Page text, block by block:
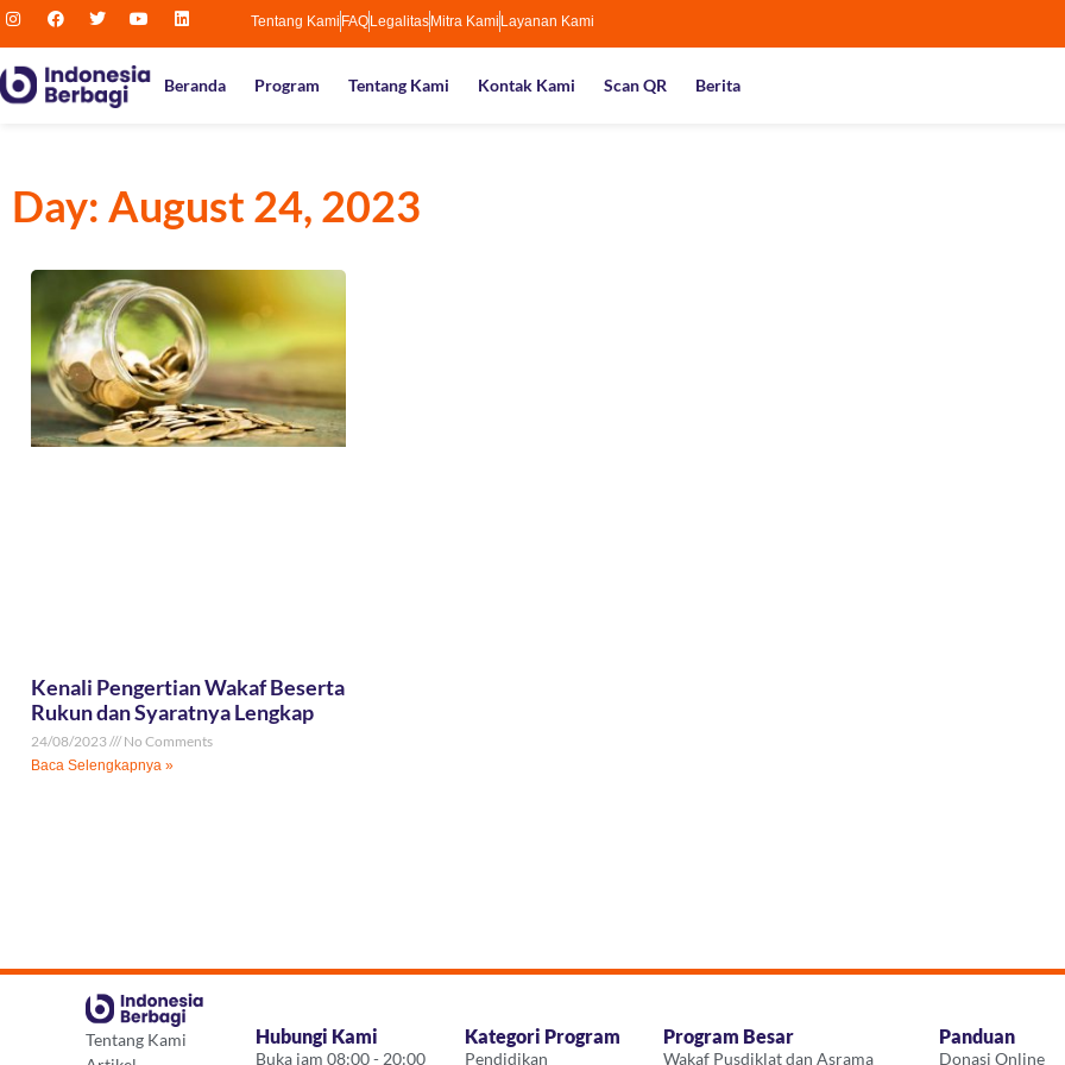
Tentang Kami FAQLegalitasMitra Kami Layanan Kami
Beranda Program Tentang Kami Kontak Kami Scan QR Berita
Day: August 24, 2023
Kenali Pengertian Wakaf Beserta
Rukun dan Syaratnya Lengkap
24/08/2023 No Comments
Baca Selengkapnya »
Tentang Kami
Hubungi Kami
Buka jam 08:00 - 20:00
Kategori Program
Pendidikan
Program Besar
Wakaf Pusdiklat dan Asrama
Panduan
Donasi Online